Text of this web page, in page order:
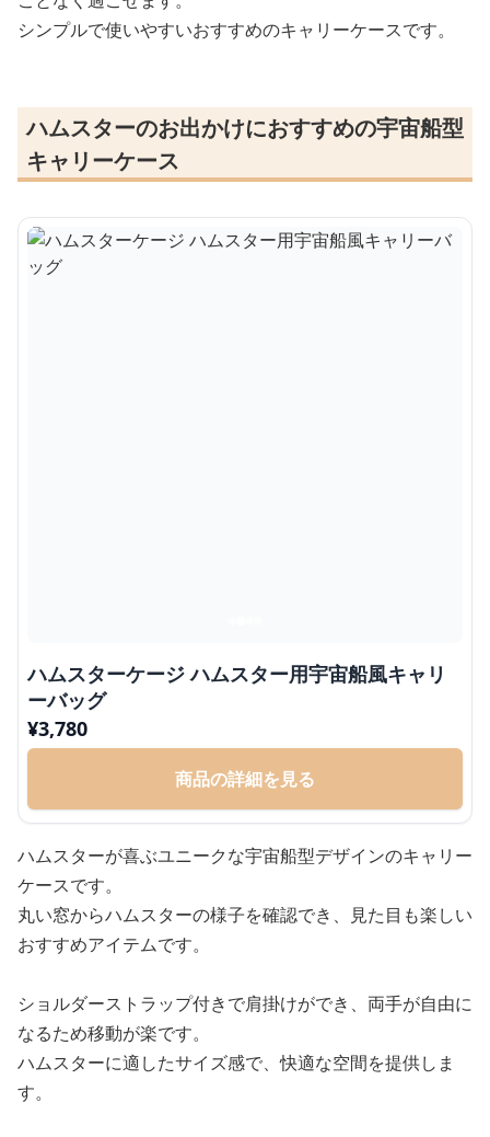
シンプルで使いやすいおすすめのキャリーケースです。
ハムスターのお出かけにおすすめの宇宙船型
キャリーケース
ハムスターケージ ハムスター用宇宙船風キャリ
ーバッグ
¥3,780
商品の詳細を見る
ハムスターが喜ぶユニークな宇宙船型デザインのキャリー
ケースです。
丸い窓からハムスターの様子を確認でき、見た目も楽しい
おすすめアイテムです。
ショルダーストラップ付きで肩掛けができ、両手が自由に
なるため移動が楽です。
ハムスターに適したサイズ感で、快適な空間を提供しま
す。